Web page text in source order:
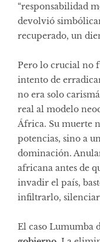
“responsabilidad
devolvió
recuperado, un
Pero lo crucial no
intento de
no era solo
real al modelo
África. Su muerte
potencias, sino a
dominación.
africana antes de
invadir el país,
infiltrarlo,
El caso Lumumba